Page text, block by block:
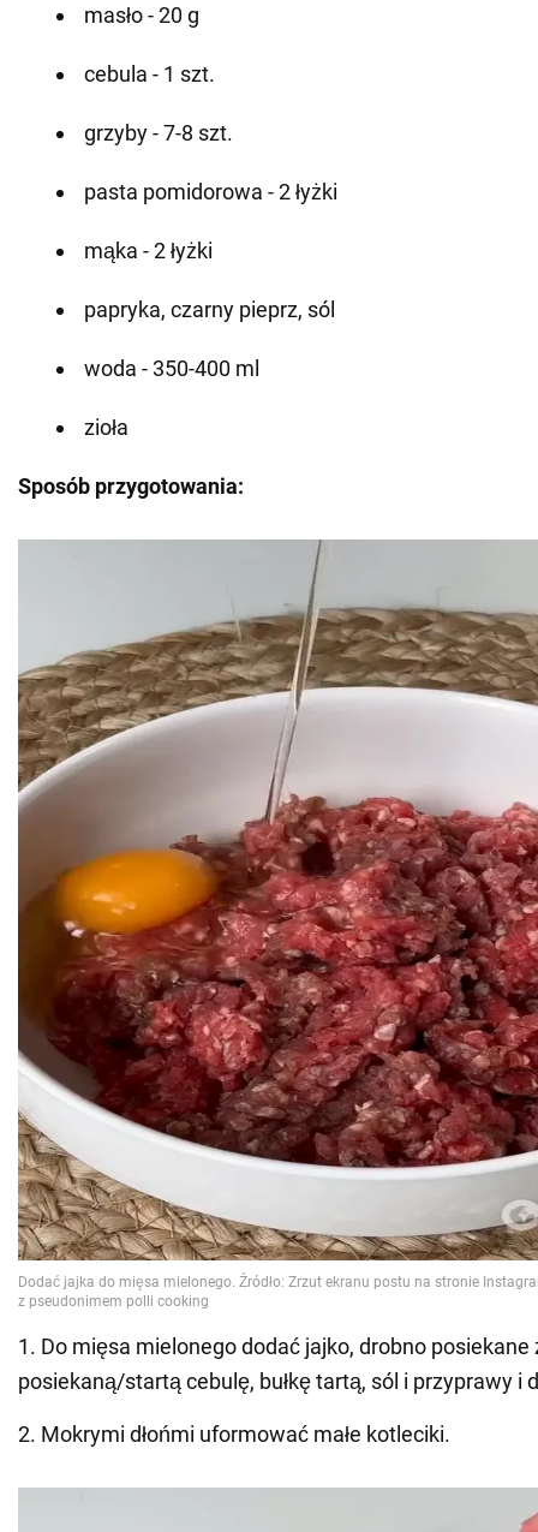
masło - 20 g
cebula - 1 szt.
grzyby - 7-8 szt.
pasta pomidorowa - 2 łyżki
mąka - 2 łyżki
papryka, czarny pieprz, sól
woda - 350-400 ml
zioła
Sposób przygotowania:
1. Do mięsa mielonego dodać jajko, drobno posiekane
posiekaną/startą cebulę, bułkę tartą, sól i przyprawy i
2. Mokrymi dłońmi uformować małe kotleciki.